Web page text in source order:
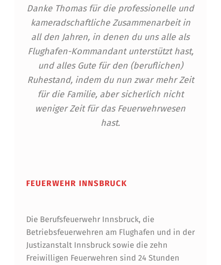
Danke Thomas für die professionelle und
kameradschaftliche Zusammenarbeit in
all den Jahren, in denen du uns alle als
Flughafen-Kommandant unterstützt hast,
und alles Gute für den (beruflichen)
Ruhestand, indem du nun zwar mehr Zeit
für die Familie, aber sicherlich nicht
weniger Zeit für das Feuerwehrwesen
hast.
FEUERWEHR INNSBRUCK
Die Berufsfeuerwehr Innsbruck, die
Betriebsfeuerwehren am Flughafen und in der
Justizanstalt Innsbruck sowie die zehn
Freiwilligen Feuerwehren sind 24 Stunden